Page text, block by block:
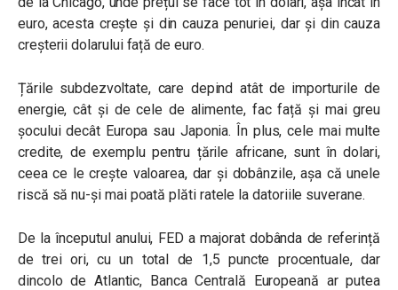
euro, acesta crește și din cauza penuriei, dar și din cauza
creșterii dolarului față de euro.
Țările subdezvoltate, care depind atât de importurile de
energie, cât și de cele de alimente, fac față și mai greu
șocului decât Europa sau Japonia. În plus, cele mai multe
credite, de exemplu pentru țările africane, sunt în dolari,
ceea ce le crește valoarea, dar și dobânzile, așa că unele
riscă să nu-și mai poată plăti ratele la datoriile suverane.
De la începutul anului, FED a majorat dobânda de referință
de trei ori, cu un total de 1,5 puncte procentuale, dar
dincolo de Atlantic, Banca Centrală Europeană ar putea